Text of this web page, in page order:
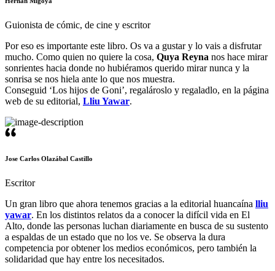
Guionista de cómic, de cine y escritor
Por eso es importante este libro. Os va a gustar y lo vais a disfrutar
mucho. Como quien no quiere la cosa, Quya Reyna nos hace mirar
sonrientes hacia donde no hubiéramos querido mirar nunca y la
sonrisa se nos hiela ante lo que nos muestra.
Conseguid ‘Los hijos de Goni’, regalároslo y regaladlo, en la página
web de su editorial, Lliu Yawar.
Jose Carlos Olazábal Castillo
Escritor
Un gran libro que ahora tenemos gracias a la editorial huancaína lliu
yawar. En los distintos relatos da a conocer la difícil vida en El
Alto, donde las personas luchan diariamente en busca de su sustento
a espaldas de un estado que no los ve. Se observa la dura
competencia por obtener los medios económicos, pero también la
solidaridad que hay entre los necesitados.